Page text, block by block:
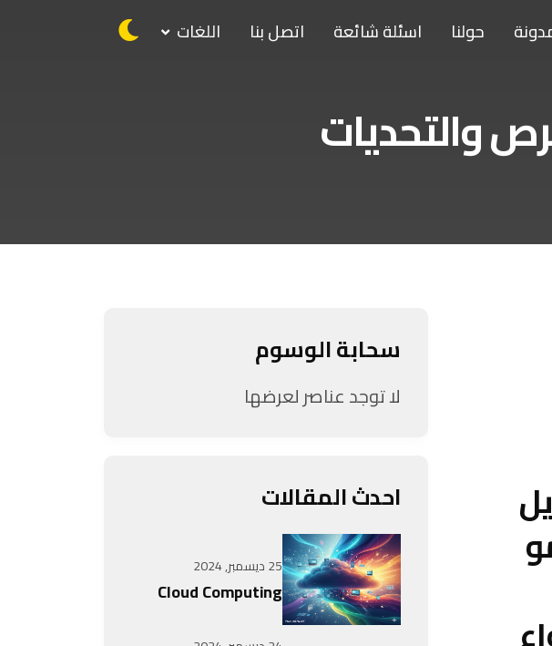
حولنا اسئلة شائعة اتصل بنا اللغات
والتحديات
سحابة الوسوم
لا توجد عناصر لعرضها
احدث المقالات
25 ديسمبر, 2024
Cloud Computing